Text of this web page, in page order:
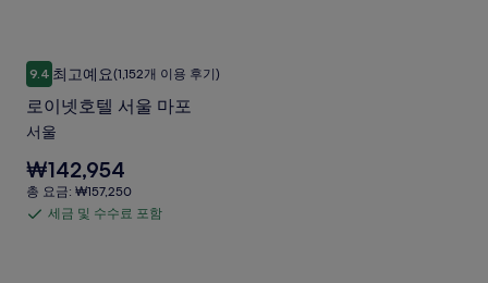
세
리
금
대
한
정
료
포
함
로
이
넷
호
텔
서
9.410점 만점 중 9.4점, 최고예요, (1,152개 이용 후기)
최고예요(1,152개 이용 후기)
로이넷호텔 서울 마포
서울
요
금
은
₩142,954
₩142,954
총
요
총 요금: ₩157,250
세
세금 및 수수료 포함
로이넷호텔 서울 마포